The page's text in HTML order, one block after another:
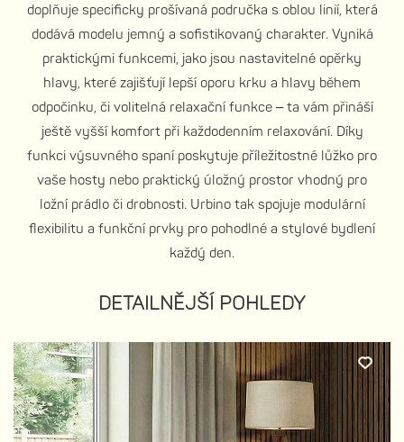
doplňuje specificky prošívaná područka s oblou linií, která
dodává modelu jemný a sofistikovaný charakter. Vyniká
praktickými funkcemi, jako jsou nastavitelné opěrky
hlavy, které zajišťují lepší oporu krku a hlavy během
odpočinku, či volitelná relaxační funkce – ta vám přináší
ještě vyšší komfort při každodenním relaxování. Díky
funkci výsuvného spaní poskytuje příležitostné lůžko pro
vaše hosty nebo praktický úložný prostor vhodný pro
ložní prádlo či drobnosti. Urbino tak spojuje modulární
flexibilitu a funkční prvky pro pohodlné a stylové bydlení
každý den.
DETAILNĚJŠÍ POHLEDY